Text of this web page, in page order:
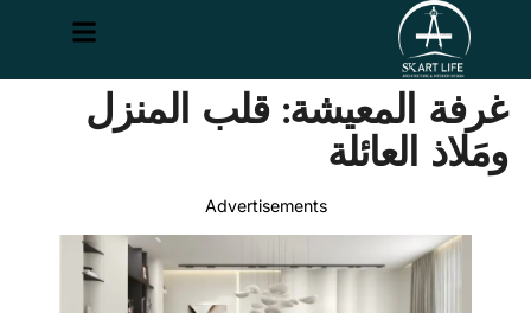
غرفة المعيشة: قلب المنزل
ومَلاذ العائلة
Advertisements